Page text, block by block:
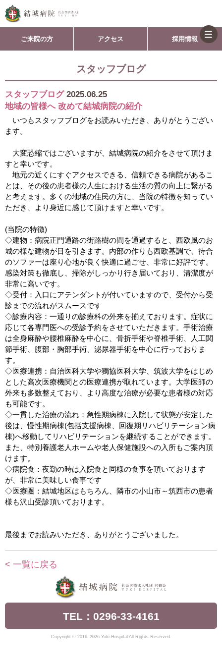
ご来院の方 アクセス 採用情報
スタッフブログ
スタッフブログ 2025.06.25
地域の皆様へ 改めて結城病院の紹介
いつもスタッフブログをお読みいただき、ありがとうござい
ます。
大変恐縮ではございますが、結城病院の紹介をさせて頂けま
すと幸いです。
地元の近くにすぐアクセスできる、信頼できる病院があるこ
とは、その後の患者様の人生における生活の質の向上に繋がる
と考えます。多くの地域の住民の方に、当院の特徴を知ってい
ただき、より身近に感じて頂けますと幸いです。
(当院の特徴)
◇建物：病院正門通路の街路樹の間を通過すると、西欧風のお
城の様な建物が目を引きます。内部の作りも西欧基調で、待合
のソファーは座り心地が良く快適に過ごせ、非常に好評です。
感染対策も徹底し、掃除がしっかり行き届いており、清潔度が
非常に高いです。
◇受付：入口にアテンダントが付いていますので、受付から受
診までの流れがスムースです
◇診療内容：一通りの診療科の外来を揃えております。症状に
応じて各専門医への受診予約をさせていただきます。手術治療
は全身麻酔や腰椎麻酔を中心に、骨折手術や脊椎手術、人工関
節手術、腹部・胸部手術、泌尿器手術を中心に行っておりま
す。
◇医療連携：自治医科大学や獨協医科大学、筑波大学をはじめ
とした高次医療機関との医療連携が取れています。大学医師の
外来も多数整えており、より高度な治療が必要な患者様の対応
も可能です。
◇一貫した治療の流れ：急性期病棟に入院して状態が安定した
後は、慢性期病棟(包括支援病棟、回復期リハビリテーション病
棟)へ移動してリハビリテーションを継続することができます。
また、特別養護老人ホームや老人保健施設への入所もご案内頂
けます。
◇病院食：夜勤の時は入院食と同様の食事を頂いております
が、非常に美味しい食事です
◇医療圏：結城地区はもちろん、隣市の小山市～筑西市の患者
様も沢山受診頂いております。
最後までお読みいただき、ありがとうございました。
< 一覧に戻る
TEL：0296-33-4161
Copyright © 2016–2026 Yuki Hospital All Rights Reserved.